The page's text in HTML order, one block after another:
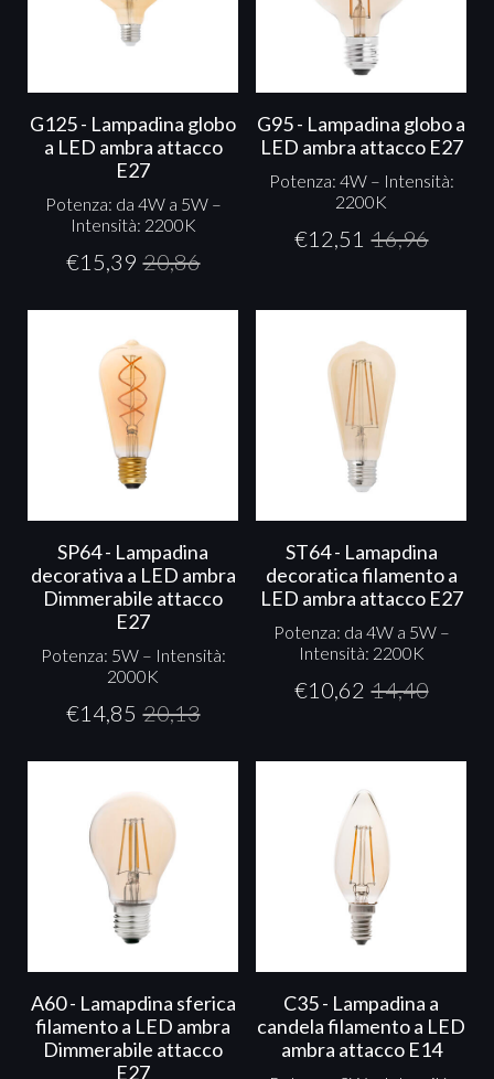
G125 - Lampadina globo
a LED ambra attacco
E27
Potenza: da 4W a 5W –
Intensità: 2200K
€15,39 20,86
G95 - Lampadina globo a
LED ambra attacco E27
Potenza: 4W – Intensità:
2200K
€12,51 16,96
SP64 - Lampadina
decorativa a LED ambra
Dimmerabile attacco
E27
Potenza: 5W – Intensità:
2000K
€14,85 20,13
ST64 - Lamapdina
decoratica filamento a
LED ambra attacco E27
Potenza: da 4W a 5W –
Intensità: 2200K
€10,62 14,40
A60 - Lamapdina sferica
filamento a LED ambra
Dimmerabile attacco
E27
C35 - Lampadina a
candela filamento a LED
ambra attacco E14